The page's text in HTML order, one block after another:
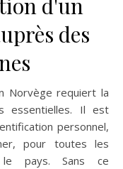
d'un
des
Norvège requiert la
essentielles. Il est
personnel,
pour toutes les
le pays. Sans ce